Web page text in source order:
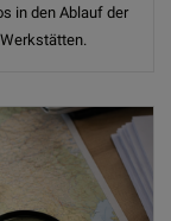
in den Ablauf der